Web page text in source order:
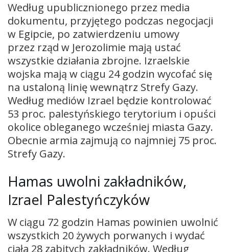
Według upublicznionego przez media
dokumentu, przyjętego podczas negocjacji
w Egipcie, po zatwierdzeniu umowy
przez rząd w Jerozolimie mają ustać
wszystkie działania zbrojne. Izraelskie
wojska mają w ciągu 24 godzin wycofać się
na ustaloną linię wewnątrz Strefy Gazy.
Według mediów Izrael będzie kontrolować
53 proc. palestyńskiego terytorium i opuści
okolice obleganego wcześniej miasta Gazy.
Obecnie armia zajmują co najmniej 75 proc.
Strefy Gazy.
Hamas uwolni zakładników,
Izrael Palestyńczyków
W ciągu 72 godzin Hamas powinien uwolnić
wszystkich 20 żywych porwanych i wydać
ciała 28 zabitych zakładników. Według